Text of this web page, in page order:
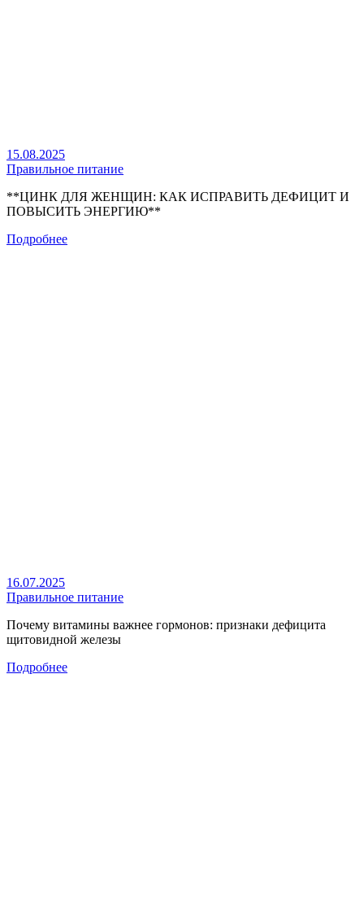
15.08.2025
Правильное питание
**ЦИНК ДЛЯ ЖЕНЩИН: КАК ИСПРАВИТЬ ДЕФИЦИТ И
ПОВЫСИТЬ ЭНЕРГИЮ**
Подробнее
16.07.2025
Правильное питание
Почему витамины важнее гормонов: признаки дефицита
щитовидной железы
Подробнее